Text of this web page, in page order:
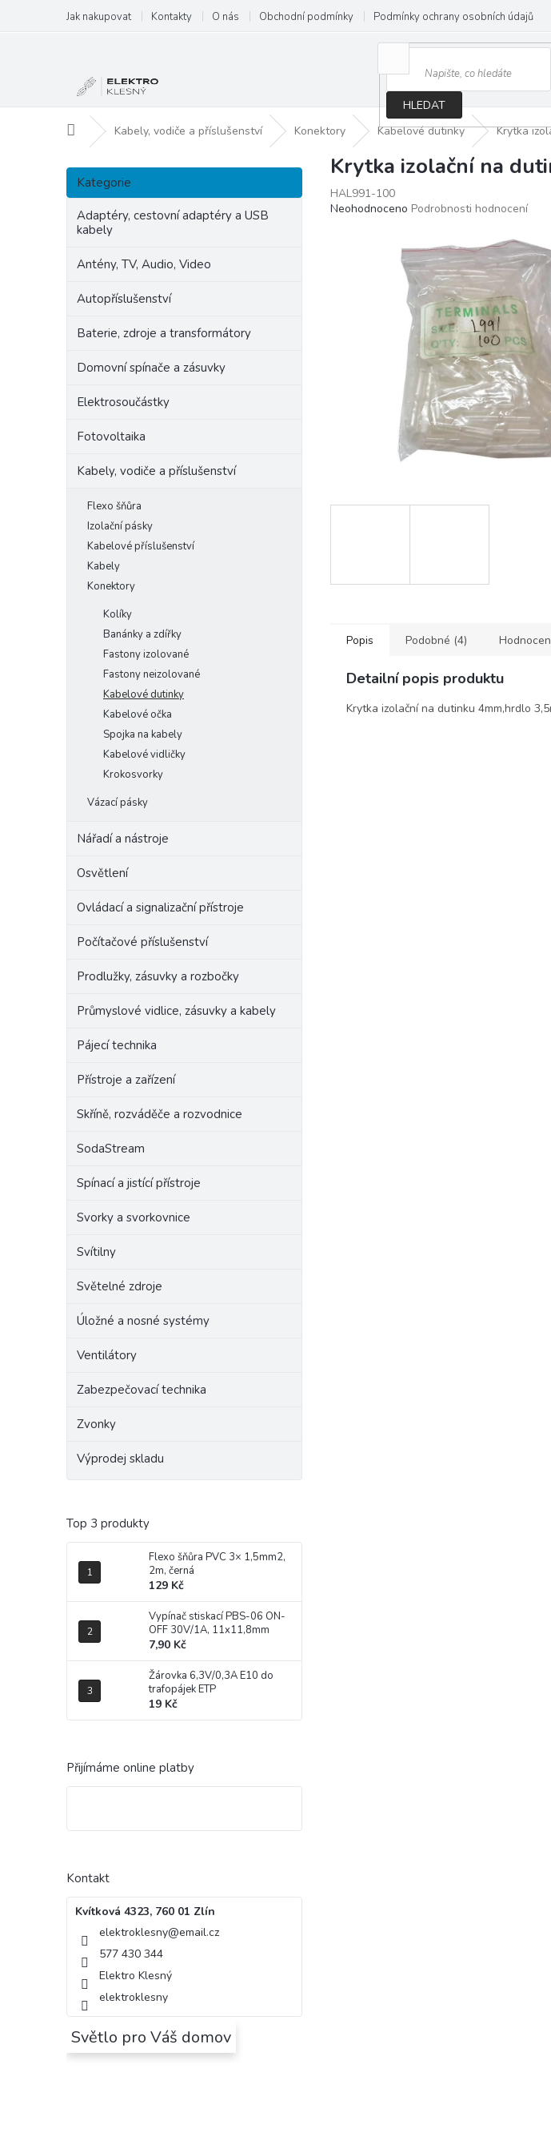
obsah
Jak nakupovat Kontakty O nás Obchodní podmínky Podmínky ochrany osobních údajů
HLEDAT
Domů Kabely, vodiče a příslušenství Konektory Kabelové dutinky Krytka
P
s
Přeskočit
kategorie
Kategorie
Adaptéry, cestovní adaptéry a USB
kabely
Antény, TV, Audio, Video
Autopříslušenství
Baterie, zdroje a transformátory
Domovní spínače a zásuvky
Elektrosoučástky
Fotovoltaika
Kabely, vodiče a příslušenství
Flexo šňůra
Izolační pásky
Kabelové příslušenství
Kabely
Konektory
Kolíky
Banánky a zdířky
Fastony izolované
Fastony neizolované
Kabelové dutinky
Kabelové očka
Spojka na kabely
Kabelové vidličky
Krokosvorky
Vázací pásky
Nářadí a nástroje
Osvětlení
Ovládací a signalizační přístroje
Počítačové příslušenství
Prodlužky, zásuvky a rozbočky
Průmyslové vidlice, zásuvky a kabely
Pájecí technika
Přístroje a zařízení
Skříně, rozváděče a rozvodnice
SodaStream
Spínací a jistící přístroje
Svorky a svorkovnice
Svítilny
Světelné zdroje
Úložné a nosné systémy
Ventilátory
Zabezpečovací technika
Zvonky
Výprodej skladu
Top 3 produkty
Flexo šňůra PVC 3× 1,5mm2,
2m, černá
129 Kč
Vypínač stiskací PBS-06 ON-
OFF 30V/1A, 11x11,8mm
7,90 Kč
Žárovka 6,3V/0,3A E10 do
trafopájek ETP
19 Kč
Přijímáme online platby
Kontakt
Kvítková 4323, 760 01 Zlín
elektroklesny@email.cz
577 430 344
Elektro Klesný
elektroklesny
Světlo pro Váš domov
Krytka izolační na
HAL991-100
Průměrné
Neohodnoceno Podrobnosti hodnocení
Popis Podobné (4)
Detailní popis produktu
Krytka izolační na dutinku 4mm,hrdlo